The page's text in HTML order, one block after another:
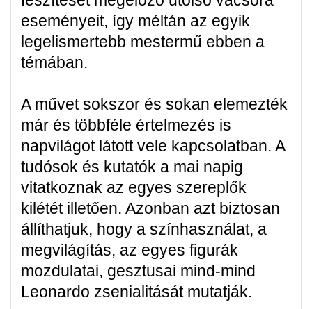
eseményeit, így méltán az egyik
legelismertebb mestermű ebben a
témában.
A művet sokszor és sokan elemezték
már és többféle értelmezés is
napvilágot látott vele kapcsolatban. A
tudósok és kutatók a mai napig
vitatkoznak az egyes szereplők
kilétét illetően. Azonban azt biztosan
állíthatjuk, hogy a színhasználat, a
megvilágítás, az egyes figurák
mozdulatai, gesztusai mind-mind
Leonardo zsenialitását mutatják.